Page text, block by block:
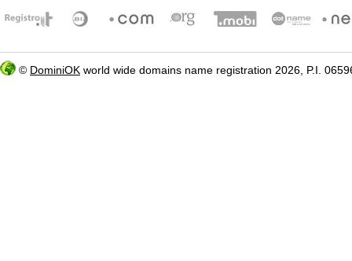
© DominiOK world wide domains name registration 2026, P.I.